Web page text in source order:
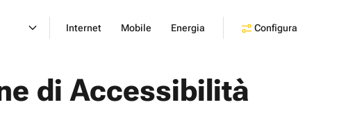
Internet Mobile Energia Configura
di Accessibilità